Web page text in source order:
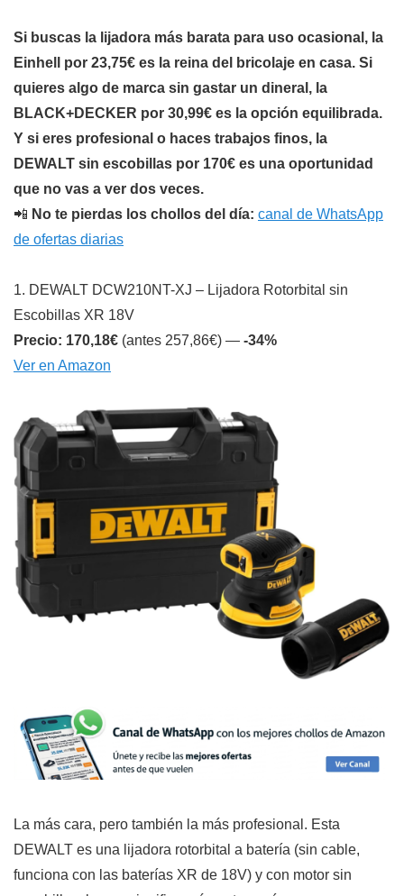
Si buscas la lijadora más barata para uso ocasional, la
Einhell por 23,75€ es la reina del bricolaje en casa. Si
quieres algo de marca sin gastar un dineral, la
BLACK+DECKER por 30,99€ es la opción equilibrada.
Y si eres profesional o haces trabajos finos, la
DEWALT sin escobillas por 170€ es una oportunidad
que no vas a ver dos veces.
📲 No te pierdas los chollos del día: canal de WhatsApp
de ofertas diarias
1. DEWALT DCW210NT-XJ – Lijadora Rotorbital sin
Escobillas XR 18V
Precio: 170,18€ (antes 257,86€) — -34%
Ver en Amazon
La más cara, pero también la más profesional. Esta
DEWALT es una lijadora rotorbital a batería (sin cable,
funciona con las baterías XR de 18V) y con motor sin